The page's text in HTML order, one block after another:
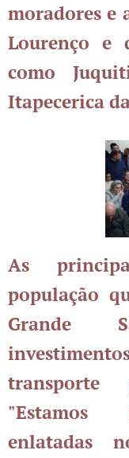
moradores e
Lourenço e
como
Itapecerica
As
população
Grande
"Estamos
enlatadas